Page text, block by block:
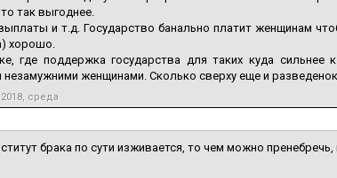
так выгоднее.
и т.д. Государство банально платит женщинам
хорошо.
где поддержка государства для таких куда
женщинами. Сколько сверху еще и
среда
брака по сути изживается, то чем можно